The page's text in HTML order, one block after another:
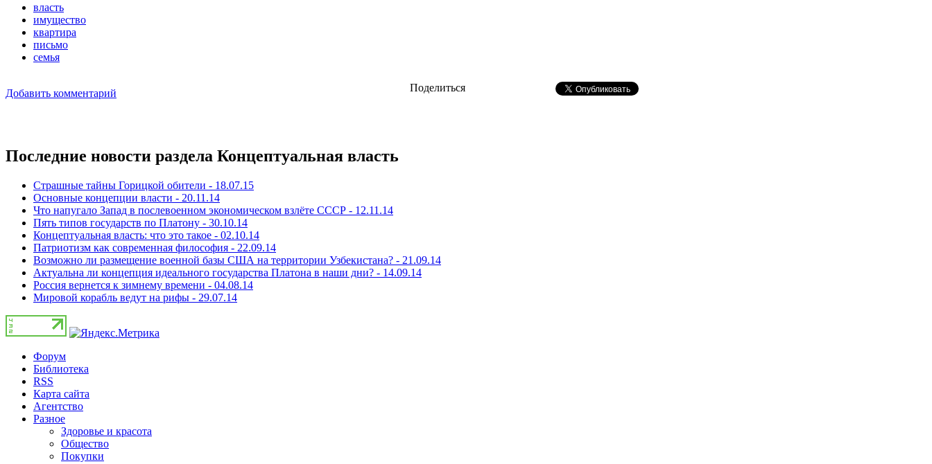
власть
имущество
квартира
письмо
семья
Поделиться
Добавить комментарий
Последние новости раздела Концептуальная власть
Страшные тайны Горицкой обители - 18.07.15
Основные концепции власти - 20.11.14
Что напугало Запад в послевоенном экономическом взлёте СССР - 12.11.14
Пять типов государств по Платону - 30.10.14
Концептуальная власть: что это такое - 02.10.14
Патриотизм как современная философия - 22.09.14
Возможно ли размещение военной базы США на территории Узбекистана? - 21.09.14
Актуальна ли концепция идеального государства Платона в наши дни? - 14.09.14
Россия вернется к зимнему времени - 04.08.14
Мировой корабль ведут на рифы - 29.07.14
Форум
Библиотека
RSS
Карта сайта
Агентство
Разное
Здоровье и красота
Общество
Покупки